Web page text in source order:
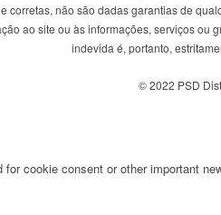
corretas, não são dadas garantias de
ao site ou às informações, serviços
indevida é, portanto,
© 2022 PSD
cookie consent or other important